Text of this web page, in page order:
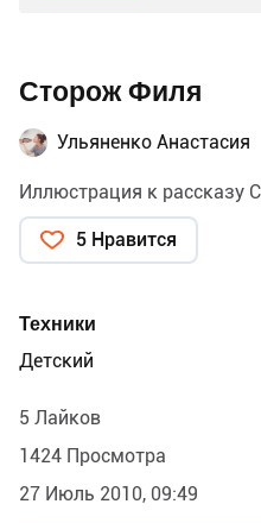
Сторож Филя
Ульяненко Анастасия
Иллюстрация к рассказу
5 Нравится
Техники
Детский
5 Лайков
1424 Просмотра
27 Июль 2010, 09:49